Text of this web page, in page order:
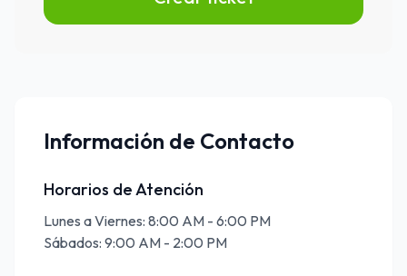
Información de Contacto
Horarios de Atención
Lunes a Viernes: 8:00 AM - 6:00 PM
Sábados: 9:00 AM - 2:00 PM